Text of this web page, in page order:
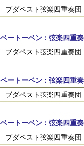
ブダペスト弦楽四重奏
ベートーベン：弦楽四
ブダペスト弦楽四重奏
ベートーベン：弦楽四
ブダペスト弦楽四重奏
ベートーベン：弦楽四
ブダペスト弦楽四重奏